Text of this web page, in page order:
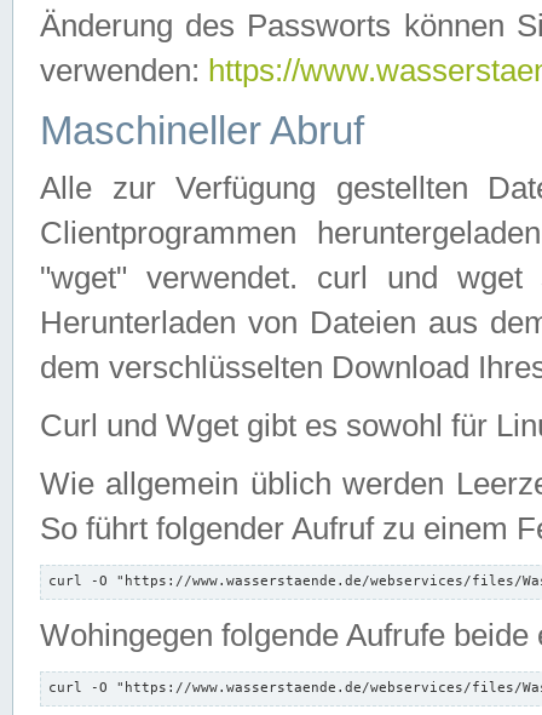
Änderung des Passworts können
verwenden: https://
Maschineller Abruf
Alle zur Verfügung gestellten
Clientprogrammen
"wget" verwendet. curl und wget
Herunterladen von Dateien aus
dem verschlüsselten Download
Curl und Wget gibt es sowohl für
Wie allgemein üblich werden
So führt folgender Aufruf zu einem
curl -O "https://www.wasserstaende.de/webservices/files/
Wohingegen folgende Aufrufe beide
curl -O "https://www.wasserstaende.de/webservices/files/